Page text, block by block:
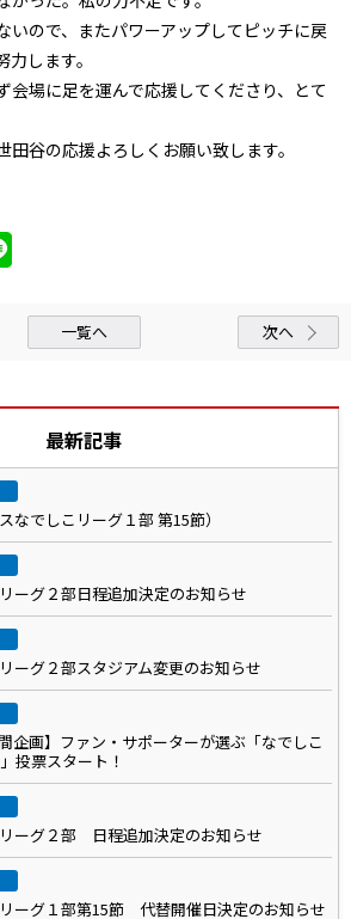
いので、またパワーアップしてピッチに戻
します。
会場に足を運んで応援してくださり、とて
田谷の応援よろしくお願い致します。
一覧へ 次へ
最新記事
なでしこリーグ１部 第15節）
ーグ２部日程追加決定のお知らせ
ーグ２部スタジアム変更のお知らせ
企画】ファン・サポーターが選ぶ「なでしこ
投票スタート！
ーグ２部 日程追加決定のお知らせ
ーグ１部第15節 代替開催日決定のお知らせ